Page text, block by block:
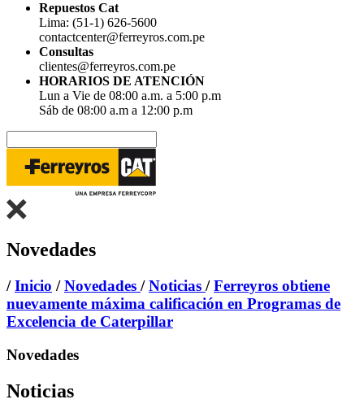
Repuestos Cat
Lima: (51-1) 626-5600
contactcenter@ferreyros.com.pe
Consultas
clientes@ferreyros.com.pe
HORARIOS DE ATENCIÓN
Lun a Vie de 08:00 a.m. a 5:00 p.m
Sáb de 08:00 a.m a 12:00 p.m
Novedades
/Inicio /Novedades /Noticias /Ferreyros obtiene
nuevamente máxima calificación en Programas de
Excelencia de Caterpillar
Novedades
Noticias